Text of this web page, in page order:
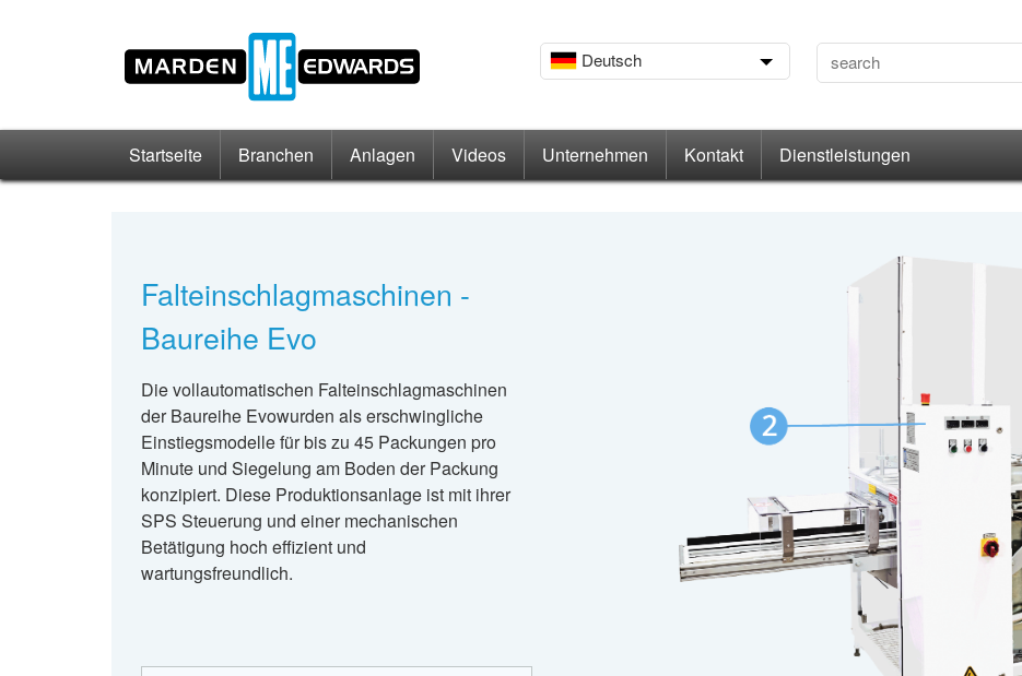
Deutsch
Startseite Branchen Anlagen Videos Unternehmen Kontakt Dienstleistungen
Falteinschlagmaschinen -
Baureihe Evo
Die vollautomatischen Falteinschlagmaschinen
der Baureihe Evowurden als erschwingliche
Einstiegsmodelle für bis zu 45 Packungen pro
Minute und Siegelung am Boden der Packung
konzipiert. Diese Produktionsanlage ist mit ihrer
SPS Steuerung und einer mechanischen
Betätigung hoch effizient und
wartungsfreundlich.